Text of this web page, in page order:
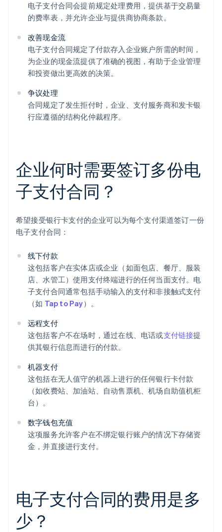
电子支付合同会提前规定处理费用，提供基于交易量
的费率表，并允许企业与提供商协商条款。
改善现金流
电子支付合同规定了付款存入企业账户所需的时间，
为企业的现金流提供了准确的视图，有助于企业管理
和投资做出更高效的决策。
争议处理
合同规定了发生拒付时，企业、支付服务商和发卡银
行应遵循的结构化仲裁程序。
企业何时需要签订多份电
子支付合同？
希望接受银行卡支付的企业可以为每个支付渠道签订一份
电子支付合同：
线下付款
这包括客户在实体店或企业（如面包店、餐厅、服装
店、水管工）使用支付终端进行的任何当面支付。电
子支付合同通常包括手动输入的支付和非接触式支付
（如 Tap to Pay）。
远程支付
这包括客户不在场时，通过在线、电话或支付链接提
供其银行信息而进行的付款。
机器支付
这包括在无人值守的机器上进行的任何银行卡付款
（如收费站、加油站、自动售票机、机场自助值机柜
台）。
数字钱包充值
这项服务允许客户在不绑定银行账户的情况下存储资
金，并直接进行支付。
电子支付合同的费用是多
少？